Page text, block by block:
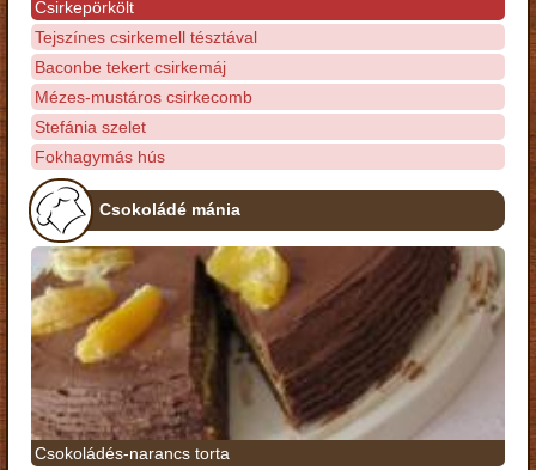
Csirkepörkölt
Tejszínes csirkemell tésztával
Baconbe tekert csirkemáj
Mézes-mustáros csirkecomb
Stefánia szelet
Fokhagymás hús
Csokoládé mánia
Csokoládés-narancs torta